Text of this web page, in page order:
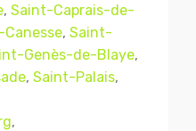
, Saint-Caprais-de-
, Saint-
Genès-de-Blaye,
, Saint-Palais,
,